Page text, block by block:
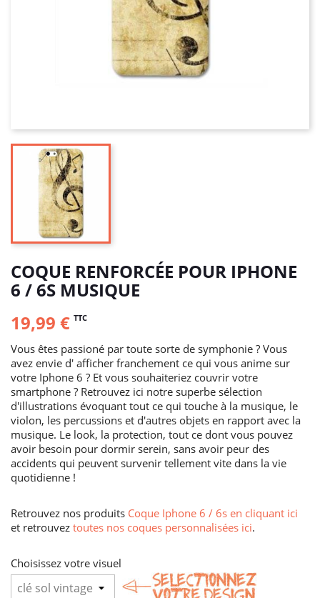
COQUE RENFORCÉE POUR IPHONE
6 / 6S MUSIQUE
19,99 € TTC
Vous êtes passioné par toute sorte de symphonie ? Vous
avez envie d' afficher franchement ce qui vous anime sur
votre Iphone 6 ? Et vous souhaiteriez couvrir votre
smartphone ? Retrouvez ici notre superbe sélection
d'illustrations évoquant tout ce qui touche à la musique, le
violon, les percussions et d'autres objets en rapport avec la
musique. Le look, la protection, tout ce dont vous pouvez
avoir besoin pour dormir serein, sans avoir peur des
accidents qui peuvent survenir tellement vite dans la vie
quotidienne !
Retrouvez nos produits Coque Iphone 6 / 6s en cliquant ici
et retrouvez toutes nos coques personnalisées ici.
Choisissez votre visuel